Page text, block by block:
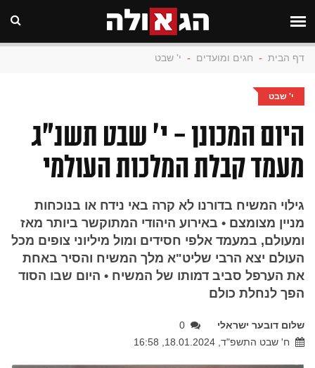
דף הבית - חגים ומועדים - י' שבט
י' שבט
היום המכונן - י׳ שבט תשנ״ג
מעמד קבלת המלכות העולמי
גילוי המשיח בדורנו לא קרה באי נידח או בנוכחות
מניין מצומצם • באירוע היהודי המתוקשר ביותר מאז
ומעולם, במעמד אלפי חסידים ומול מיליוני צופים מכל
העולם יצא הרבי שליט"א מלך המשיח והסיר באחת
את הערפל סביב דמותו של המשיח • היום שבו הסוד
הפך לנחלת כולם
שלום דובער ישראלי
0
ח' שבט התשפ"ד, 18.01.2024, 16:58